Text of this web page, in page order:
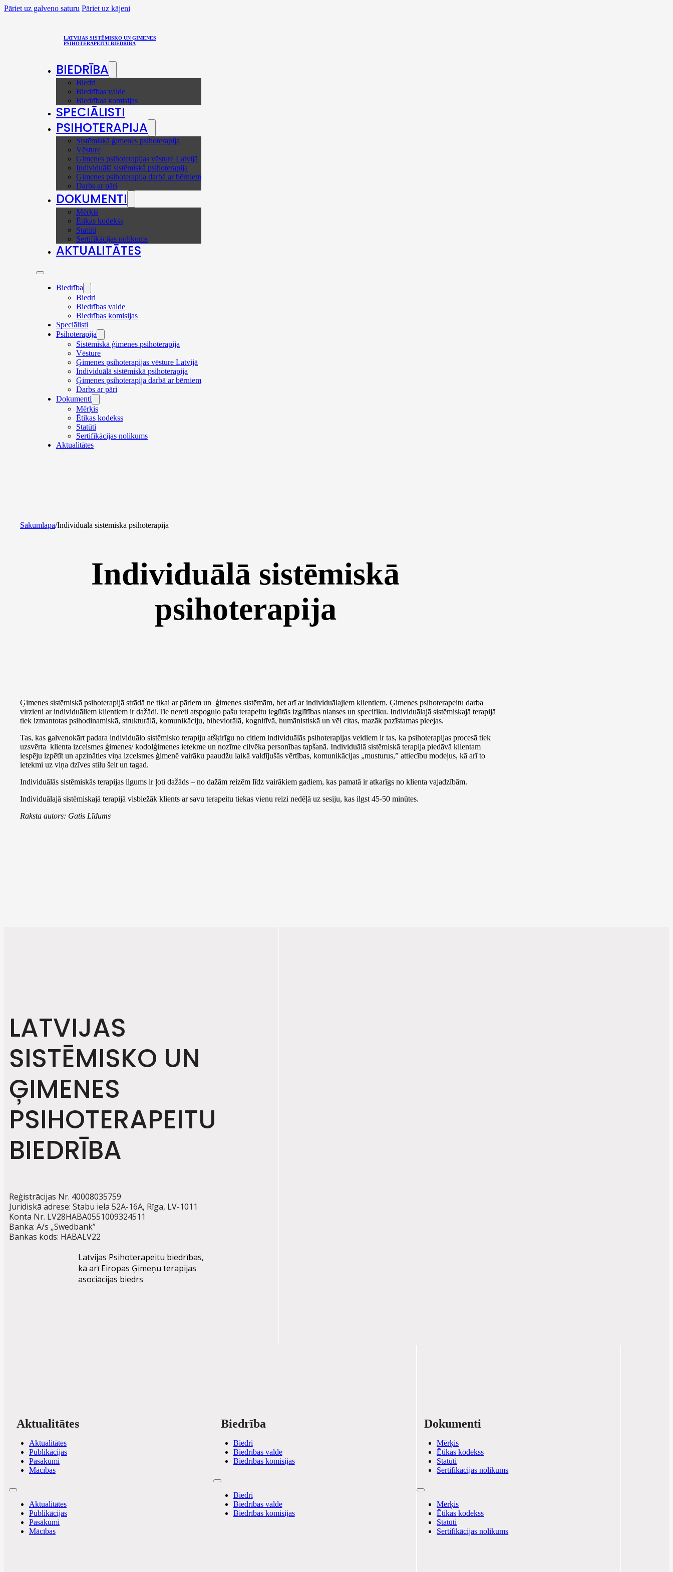
Pāriet uz galveno saturu Pāriet uz kājeni
LATVIJAS SISTĒMISKO UN ĢIMENES
PSIHOTERAPEITU BIEDRĪBA
BIEDRĪBA
Biedri
Biedrības valde
Biedrības komisijas
SPECIĀLISTI
PSIHOTERAPIJA
Sistēmiskā ģimenes psihoterapija
Vēsture
Ģimenes psihoterapijas vēsture Latvijā
Individuālā sistēmiskā psihoterapija
Ģimenes psihoterapija darbā ar bērniem
Darbs ar pāri
DOKUMENTI
Mērķis
Ētikas kodekss
Statūti
Sertifikācijas nolikums
AKTUALITĀTES
Biedrība
Biedri
Biedrības valde
Biedrības komisijas
Speciālisti
Psihoterapija
Sistēmiskā ģimenes psihoterapija
Vēsture
Ģimenes psihoterapijas vēsture Latvijā
Individuālā sistēmiskā psihoterapija
Ģimenes psihoterapija darbā ar bērniem
Darbs ar pāri
Dokumenti
Mērķis
Ētikas kodekss
Statūti
Sertifikācijas nolikums
Aktualitātes
Sākumlapa/Individuālā sistēmiskā psihoterapija
Individuālā sistēmiskā
psihoterapija
Ģimenes sistēmiskā psihoterapijā strādā ne tikai ar pāriem un ģimenes sistēmām, bet arī ar individuālajiem klientiem. Ģimenes psihoterapeitu darba
virzieni ar individuāliem klientiem ir dažādi.Tie nereti atspoguļo pašu terapeitu iegūtās izglītības nianses un specifiku. Individuālajā sistēmiskajā terapijā
tiek izmantotas psihodinamiskā, strukturālā, komunikāciju, biheviorālā, kognitīvā, humānistiskā un vēl citas, mazāk pazīstamas pieejas.
Tas, kas galvenokārt padara individuālo sistēmisko terapiju atšķirīgu no citiem individuālās psihoterapijas veidiem ir tas, ka psihoterapijas procesā tiek
uzsvērta klienta izcelsmes ģimenes/ kodolģimenes ietekme un nozīme cilvēka personības tapšanā. Individuālā sistēmiskā terapija piedāvā klientam
iespēju izpētīt un apzināties viņa izcelsmes ģimenē vairāku paaudžu laikā valdījušās vērtības, komunikācijas „musturus,” attiecību modeļus, kā arī to
ietekmi uz viņa dzīves stilu šeit un tagad.
Individuālās sistēmiskās terapijas ilgums ir ļoti dažāds – no dažām reizēm līdz vairākiem gadiem, kas pamatā ir atkarīgs no klienta vajadzībām.
Individuālajā sistēmiskajā terapijā visbiežāk klients ar savu terapeitu tiekas vienu reizi nedēļā uz sesiju, kas ilgst 45-50 minūtes.
Raksta autors: Gatis Līdums
LATVIJAS
SISTĒMISKO UN
ĢIMENES
PSIHOTERAPEITU
BIEDRĪBA
Reģistrācijas Nr. 40008035759
Juridiskā adrese: Stabu iela 52A-16A, Rīga, LV-1011
Konta Nr. LV28HABA0551009324511
Banka: A/s „Swedbank”
Bankas kods: HABALV22
Latvijas Psihoterapeitu biedrības,
kā arī Eiropas Ģimeņu terapijas
asociācijas biedrs
Aktualitātes
Aktualitātes
Publikācijas
Pasākumi
Mācības
Aktualitātes
Publikācijas
Pasākumi
Mācības
Biedrība
Biedri
Biedrības valde
Biedrības komisijas
Biedri
Biedrības valde
Biedrības komisijas
Dokumenti
Mērķis
Ētikas kodekss
Statūti
Sertifikācijas nolikums
Mērķis
Ētikas kodekss
Statūti
Sertifikācijas nolikums